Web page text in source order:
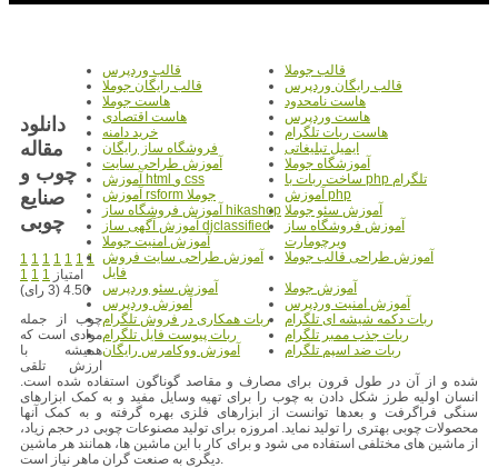
قالب جوملا
قالب وردپرس
قالب رایگان وردپرس
قالب رایگان جوملا
هاست نامحدود
هاست جوملا
هاست وردپرس
هاست اقتصادی
هاست ربات تلگرام
خرید دامنه
ایمیل تبلیغاتی
فروشگاه ساز رایگان
آموزشگاه جوملا
آموزش طراحی سایت
ساخت ربات با php تلگرام
آموزش html و css
آموزش php
آموزش rsform جوملا
آموزش سئو جوملا آموزش فروشگاه ساز hikashop
آموزش فروشگاه ساز
ویرچومارت
آموزش آگهی ساز djclassified
آموزش امنیت جوملا
آموزش طراحی قالب جوملا
آموزش طراحی سایت فروش
فایل
آموزش جوملا
آموزش سئو وردپرس
آموزش امنیت وردپرس
آموزش وردپرس
ربات دکمه شیشه ای تلگرام
ربات همکاری در فروش تلگرام
ربات جذب ممبر تلگرام
ربات پیوست فایل تلگرام
ربات ضد اسپم تلگرام
آموزش ووکامرس رایگان
دانلود
مقاله
چوب و
صنایع
چوبی
1 1 1 1 1 1 1
1 1 1 امتیاز
4.50 (3 رای)
چوب از جمله
موادی است که
همیشه با
ارزش تلقی
شده و از آن در طول قرون برای مصارف و مقاصد گوناگون استفاده شده است.
انسان اولیه طرز شکل دادن به چوب را برای تهیه وسایل مفید و به کمک ابزارهای
سنگی فراگرفت و بعدها توانست از ابزارهای فلزی بهره گرفته و به کمک آنها
محصولات چوبی بهتری را تولید نماید. امروزه برای تولید مصنوعات چوبی در حجم زیاد،
از ماشین های مختلفی استفاده می شود و برای کار با این ماشین ها، همانند هر ماشین
دیگری به صنعت گران ماهر نیاز است.